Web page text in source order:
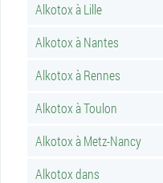
Alkotox à Lille
Alkotox à Nantes
Alkotox à Rennes
Alkotox à Toulon
Alkotox à Metz-Nancy
Alkotox dans